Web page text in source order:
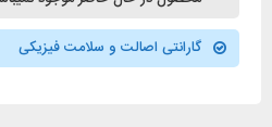
گارانتی اصالت و سلامت فیزیکی